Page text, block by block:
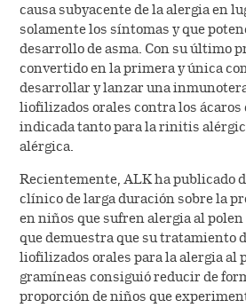
UN NUEVO ESTÁNDAR EN EL
ALK desarrolla la técnica para
forma precisa las proteínas que
alergias y un proceso
extractos de alérgenos
PRIMICIA MUNDIAL
ALK lanza la primera
estandarizada del mundo para
alergi
causa subyacente de la alergia en
solamente los síntomas y que
desarrollo de asma. Con su último
convertido en la primera y única
desarrollar y lanzar una
liofilizados orales contra los ácaros
indicada tanto para la rinitis
alérgica.
Recientemente, ALK ha publicado
clínico de larga duración sobre la
en niños que sufren alergia al
que demuestra que su tratamiento
liofilizados orales para la alergia al
gramíneas consiguió reducir de
proporción de niños que